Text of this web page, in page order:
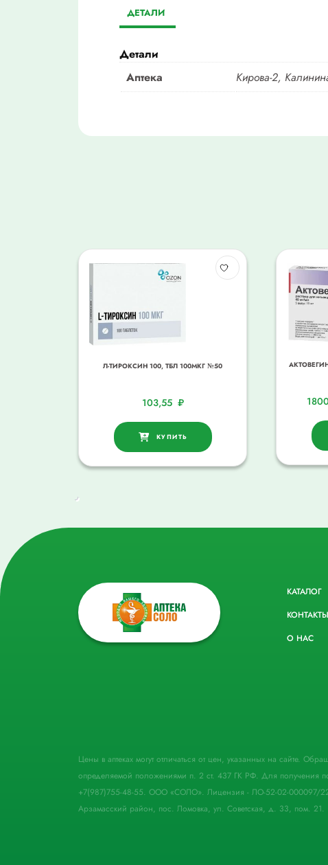
ДЕТАЛИ
Детали
Аптека
Кирова-2,
Л-ТИРОКСИН 100, ТБЛ 100МКГ №50
103,55 ₽
КУПИТЬ
КАТАЛОГ
КОНТАКТЫ
О НАС
Цены в аптеках могут отличаться от цен, указанных на сайте.
определяемой положениями п. 2 ст. 437 ГК РФ. Для получения
+7(987)755-48-55. ООО «СОЛО». Лицензия - ЛО-52-02-000097/
Арзамасский район, пос. Ломовка, ул. Советская, д. 33, пом. 21.